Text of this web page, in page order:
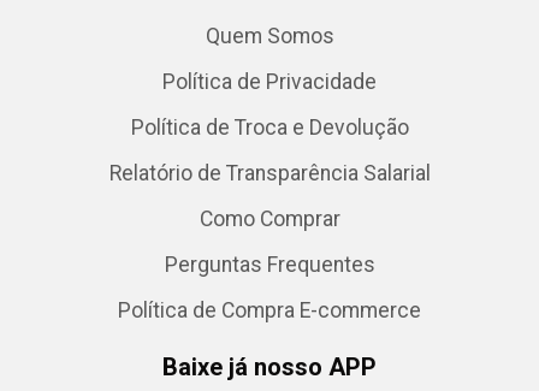
Quem Somos
Política de Privacidade
Política de Troca e Devolução
Relatório de Transparência Salarial
Como Comprar
Perguntas Frequentes
Política de Compra E-commerce
Baixe já nosso APP